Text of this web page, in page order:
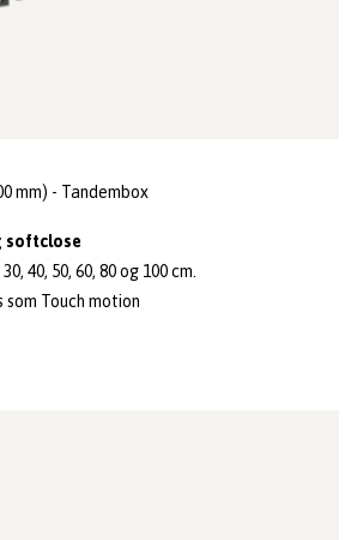
mm) - Tandembox
softclose
40, 50, 60, 80 og 100 cm.
som Touch motion